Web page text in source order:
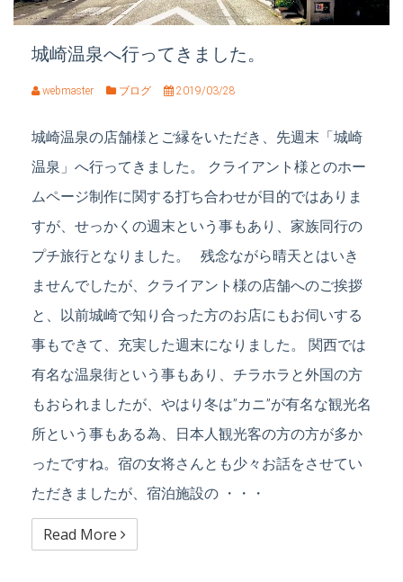
城崎温泉へ行ってきました。
webmaster ブログ 2019/03/28
城崎温泉の店舗様とご縁をいただき、先週末「城崎
温泉」へ行ってきました。 クライアント様とのホー
ムページ制作に関する打ち合わせが目的ではありま
すが、せっかくの週末という事もあり、家族同行の
プチ旅行となりました。 残念ながら晴天とはいき
ませんでしたが、クライアント様の店舗へのご挨拶
と、以前城崎で知り合った方のお店にもお伺いする
事もできて、充実した週末になりました。 関西では
有名な温泉街という事もあり、チラホラと外国の方
もおられましたが、やはり冬は”カニ”が有名な観光名
所という事もある為、日本人観光客の方の方が多か
ったですね。宿の女将さんとも少々お話をさせてい
ただきましたが、宿泊施設の ・・・
Read More